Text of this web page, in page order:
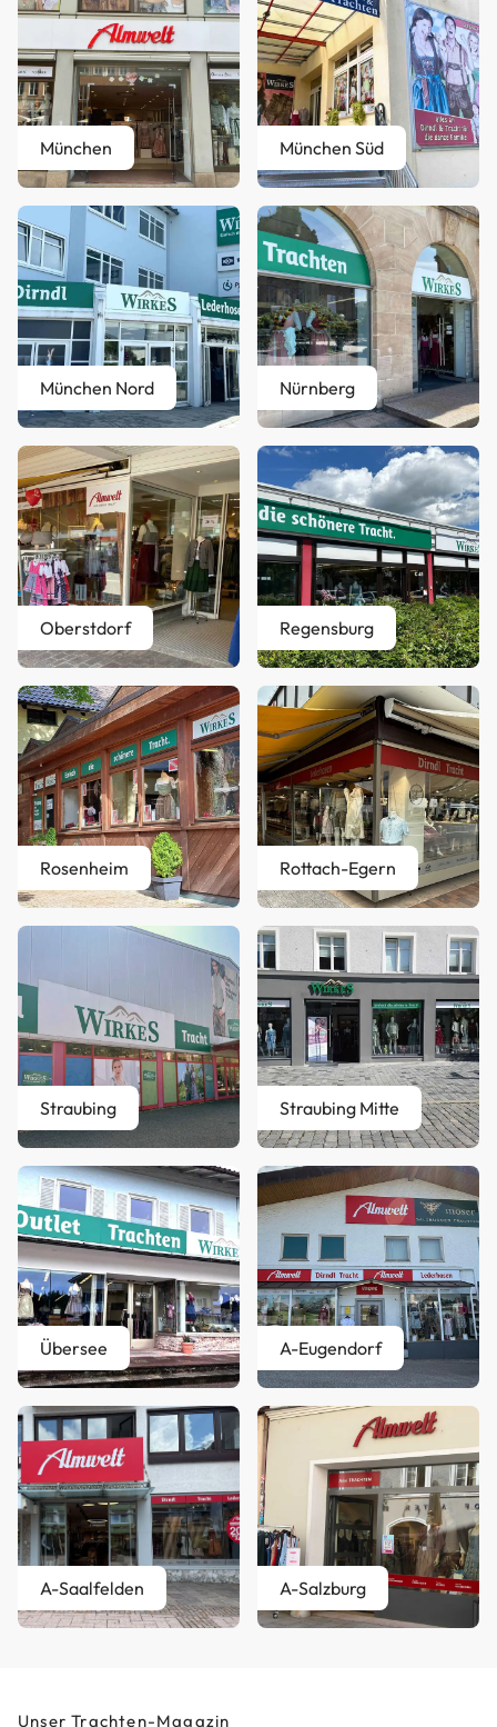
München München Süd
München Nord Nürnberg
Oberstdorf Regensburg
Rosenheim Rottach-Egern
Straubing Straubing Mitte
Übersee A-Eugendorf
A-Saalfelden A-Salzburg
Unser Trachten-Magazin